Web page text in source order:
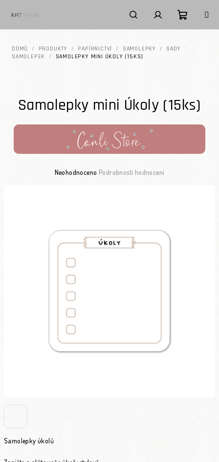
Hledat PřihlášeníNákupní
DOMŮ / PRODUKTY / PAPÍRNICTVÍ / SAMOLEPKY /
SADY
SAMOLEPEK
/ SAMOLEPKY MINI ÚKOLY (15KS)
Samolepky úkolů
Samolepky mini Úkoly (15ks)
Průměrné hodnocení produktu je 0,0 z 5 hvězdiček.
Neohodnoceno Podrobnosti hodnocení